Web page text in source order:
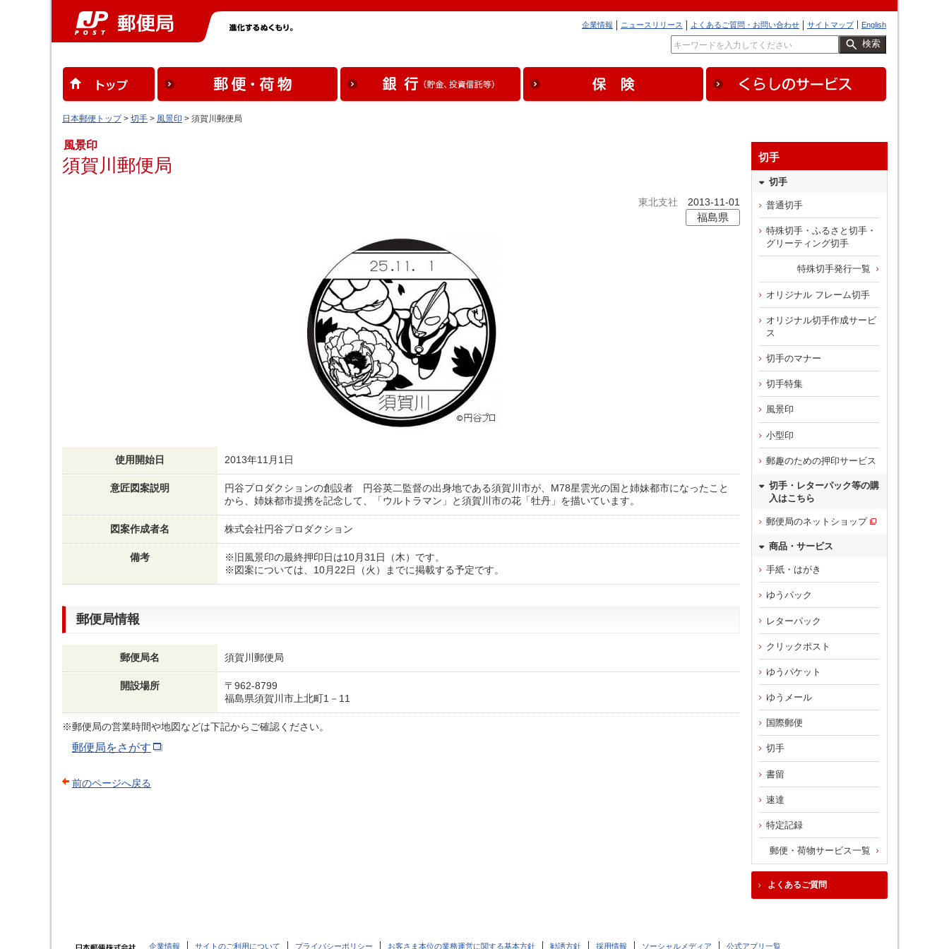
English
サイトマップ
よくあるご質問・お問い合わせ
ニュースリリース
企業情報
検索
日本郵便トップ> 切手 > 風景印 > 須賀川郵便局
風景印
須賀川郵便局
東北支社 2013-11-01
福島県
使用開始日 2013年11月1日
意匠図案説明
円谷プロダクションの創設者 円谷英二監督の出身地である須賀川市が、M78星雲光の国と姉妹都市になったこと
から、姉妹都市提携を記念して、「ウルトラマン」と須賀川市の花「牡丹」を描いています。
図案作成者名 株式会社円谷プロダクション
備考
※旧風景印の最終押印日は10月31日（木）です。
※図案については、10月22日（火）までに掲載する予定です。
郵便局情報
郵便局名 須賀川郵便局
開設場所
〒962-8799
福島県須賀川市上北町1－11
※郵便局の営業時間や地図などは下記からご確認ください。
郵便局をさがす
前のページへ戻る
切手
切手
普通切手
特殊切手・ふるさと切手・
グリーティング切手
特殊切手発行一覧
オリジナル フレーム切手
オリジナル切手作成サービ
ス
切手のマナー
切手特集
風景印
小型印
郵趣のための押印サービス
切手・レターパック等の購
入はこちら
郵便局のネットショップ
商品・サービス
手紙・はがき
ゆうパック
レターパック
クリックポスト
ゆうパケット
ゆうメール
国際郵便
切手
書留
速達
特定記録
郵便・荷物サービス一覧
よくあるご質問
企業情報 サイトのご利用について プライバシーポリシー お客さま本位の業務運営に関する基本方針 勧誘方針 採用情報 ソーシャルメディア 公式アプリ一覧